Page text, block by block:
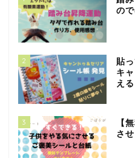
の
2
貼
キ
える
3
【
さ